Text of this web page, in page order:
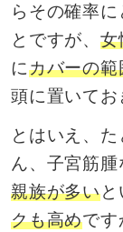
らその確率
とですが、 女
にカバーの
頭に置いてお
とはいえ、
ん、子宮筋腫
親族が多いと
クも高めです